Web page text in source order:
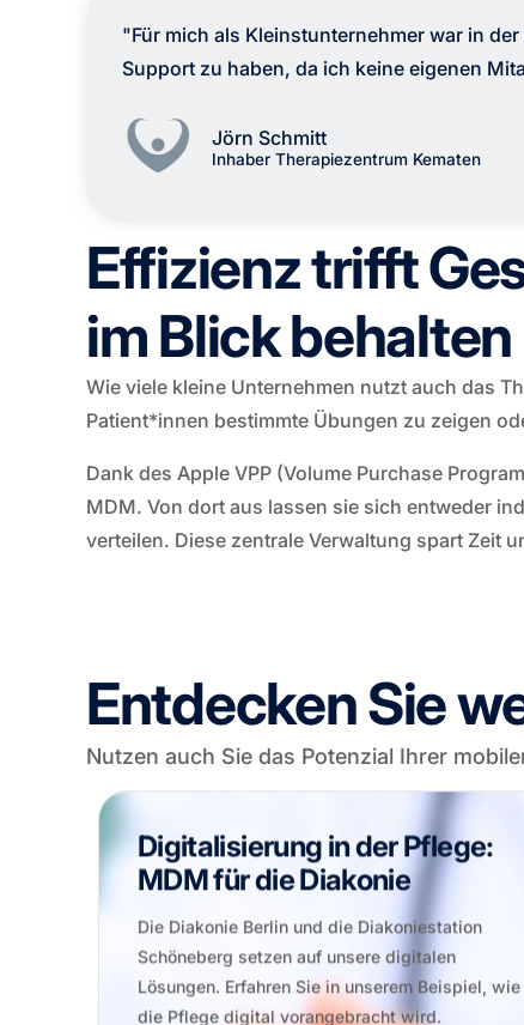
"Für mich als Kleinstunternehmer war in
Support zu haben, da ich keine eigenen
Jörn Schmitt
Inhaber Therapiezentrum Kematen
Effizienz trifft
im Blick behalten
Wie viele kleine Unternehmen nutzt auch das
Patient*innen bestimmte Übungen zu zeigen
Dank des Apple VPP (Volume Purchase
MDM. Von dort aus lassen sie sich entweder
verteilen. Diese zentrale Verwaltung spart Zeit
Entdecken Sie
Nutzen auch Sie das Potenzial Ihrer
Digitalisierung in der Pflege:
MDM für die Diakonie
Die Diakonie Berlin und die Diakoniestation
Schöneberg setzen auf unsere digitalen
Lösungen. Erfahren Sie in unserem Beispiel, wie
die Pflege digital vorangebracht wird.